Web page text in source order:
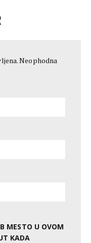
Neophodna
MESTO U OVOM
KADA